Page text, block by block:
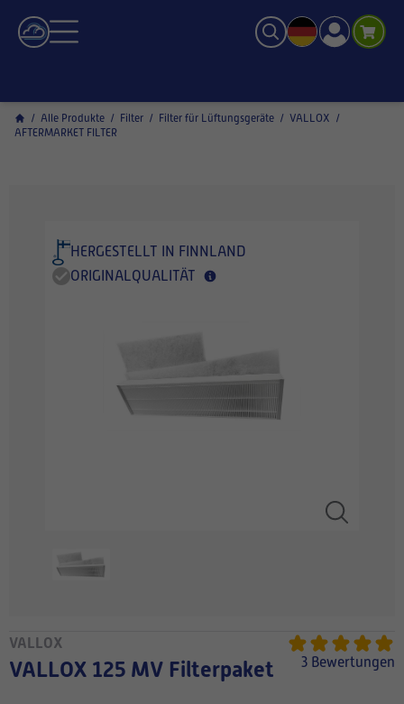
/ Alle Produkte / Filter / Filter für Lüftungsgeräte / VALLOX /
AFTERMARKET FILTER
HERGESTELLT IN FINNLAND
ORIGINALQUALITÄT
VALLOX
VALLOX 125 MV Filterpaket 3 Bewertungen